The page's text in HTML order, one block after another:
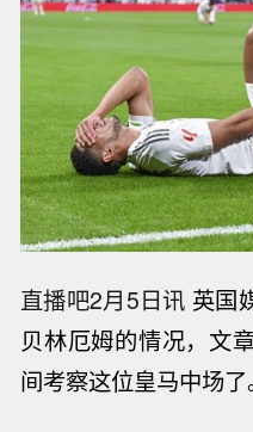
直播吧2月5日讯 英国
贝林厄姆的情况，文
间考察这位皇马中场了